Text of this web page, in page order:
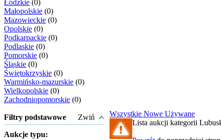
Łódzkie (0)
Małopolskie (0)
Mazowieckie (0)
Opolskie (0)
Podkarpackie (0)
Podlaskie (0)
Pomorskie (0)
Śląskie (0)
Świętokrzyskie (0)
Warmińsko-mazurskie (0)
Wielkopolskie (0)
Zachodniopomorskie (0)
Filtry podstawowe Zwiń
Aukcje typu:
Wszystkie Nowe Używane
Lista aukcji kategorii